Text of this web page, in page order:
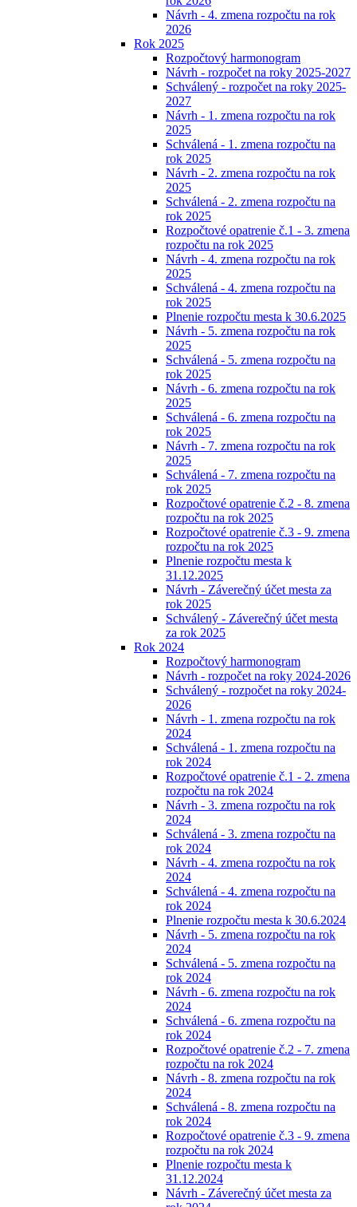
Návrh - 4. zmena rozpočtu na rok
2026
Rok 2025
Rozpočtový harmonogram
Návrh - rozpočet na roky 2025-2027
Schválený - rozpočet na roky 2025-
2027
Návrh - 1. zmena rozpočtu na rok
2025
Schválená - 1. zmena rozpočtu na
rok 2025
Návrh - 2. zmena rozpočtu na rok
2025
Schválená - 2. zmena rozpočtu na
rok 2025
Rozpočtové opatrenie č.1 - 3. zmena
rozpočtu na rok 2025
Návrh - 4. zmena rozpočtu na rok
2025
Schválená - 4. zmena rozpočtu na
rok 2025
Plnenie rozpočtu mesta k 30.6.2025
Návrh - 5. zmena rozpočtu na rok
2025
Schválená - 5. zmena rozpočtu na
rok 2025
Návrh - 6. zmena rozpočtu na rok
2025
Schválená - 6. zmena rozpočtu na
rok 2025
Návrh - 7. zmena rozpočtu na rok
2025
Schválená - 7. zmena rozpočtu na
rok 2025
Rozpočtové opatrenie č.2 - 8. zmena
rozpočtu na rok 2025
Rozpočtové opatrenie č.3 - 9. zmena
rozpočtu na rok 2025
Plnenie rozpočtu mesta k
31.12.2025
Návrh - Záverečný účet mesta za
rok 2025
Schválený - Záverečný účet mesta
za rok 2025
Rok 2024
Rozpočtový harmonogram
Návrh - rozpočet na roky 2024-2026
Schválený - rozpočet na roky 2024-
2026
Návrh - 1. zmena rozpočtu na rok
2024
Schválená - 1. zmena rozpočtu na
rok 2024
Rozpočtové opatrenie č.1 - 2. zmena
rozpočtu na rok 2024
Návrh - 3. zmena rozpočtu na rok
2024
Schválená - 3. zmena rozpočtu na
rok 2024
Návrh - 4. zmena rozpočtu na rok
2024
Schválená - 4. zmena rozpočtu na
rok 2024
Plnenie rozpočtu mesta k 30.6.2024
Návrh - 5. zmena rozpočtu na rok
2024
Schválená - 5. zmena rozpočtu na
rok 2024
Návrh - 6. zmena rozpočtu na rok
2024
Schválená - 6. zmena rozpočtu na
rok 2024
Rozpočtové opatrenie č.2 - 7. zmena
rozpočtu na rok 2024
Návrh - 8. zmena rozpočtu na rok
2024
Schválená - 8. zmena rozpočtu na
rok 2024
Rozpočtové opatrenie č.3 - 9. zmena
rozpočtu na rok 2024
Plnenie rozpočtu mesta k
31.12.2024
Návrh - Záverečný účet mesta za